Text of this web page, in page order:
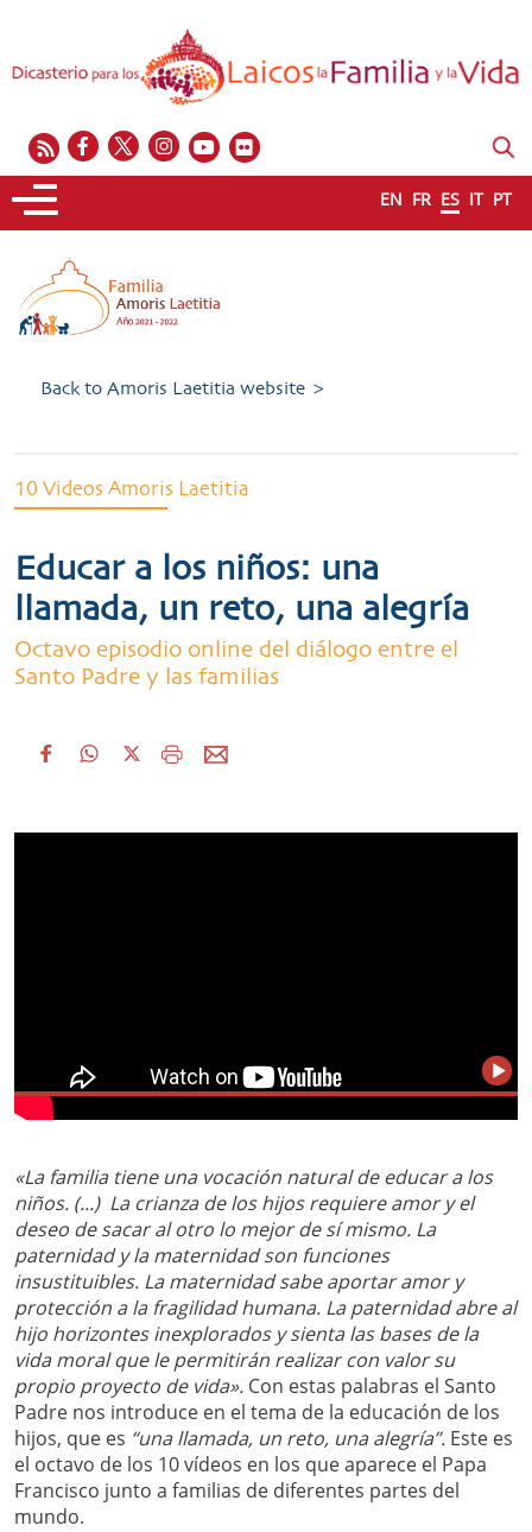
EN FR ES IT PT
Back to Amoris Laetitia website >
10 Videos Amoris Laetitia
Educar a los niños: una
llamada, un reto, una alegría
Octavo episodio online del diálogo entre el
Santo Padre y las familias
«La familia tiene una vocación natural de educar a los
niños. (...) La crianza de los hijos requiere amor y el
deseo de sacar al otro lo mejor de sí mismo. La
paternidad y la maternidad son funciones
insustituibles. La maternidad sabe aportar amor y
protección a la fragilidad humana. La paternidad abre al
hijo horizontes inexplorados y sienta las bases de la
vida moral que le permitirán realizar con valor su
propio proyecto de vida». Con estas palabras el Santo
Padre nos introduce en el tema de la educación de los
hijos, que es “una llamada, un reto, una alegría”. Este es
el octavo de los 10 vídeos en los que aparece el Papa
Francisco junto a familias de diferentes partes del
mundo.